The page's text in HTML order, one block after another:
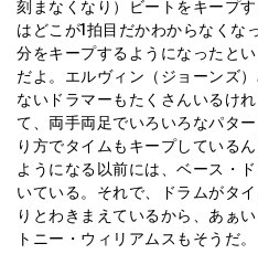
刻まなくなり）ビートをキープ
はどこが1拍目だかわからなくな
分をキープするようになったと
だよ。エルヴィン（ジョーンズ
ないドラマーもたくさんいるけ
て、両手両足でいろいろなパタ
り方でタイムもキープしている
ようになる以前には、ベース・
いている。それで、ドラムがタ
りとわきまえているから、あぁ
トニー・ウィリアムスもそうだ。